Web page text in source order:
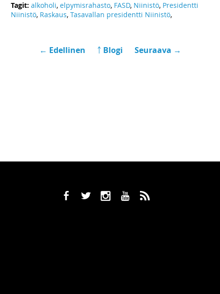
Tagit:alkoholi,elpymisrahasto, FASD, Niinistö, Presidentti
Niinistö, Raskaus,Tasavallan presidentti Niinistö,
← Edellinen ￪ Blogi Seuraava →
b a x r ,